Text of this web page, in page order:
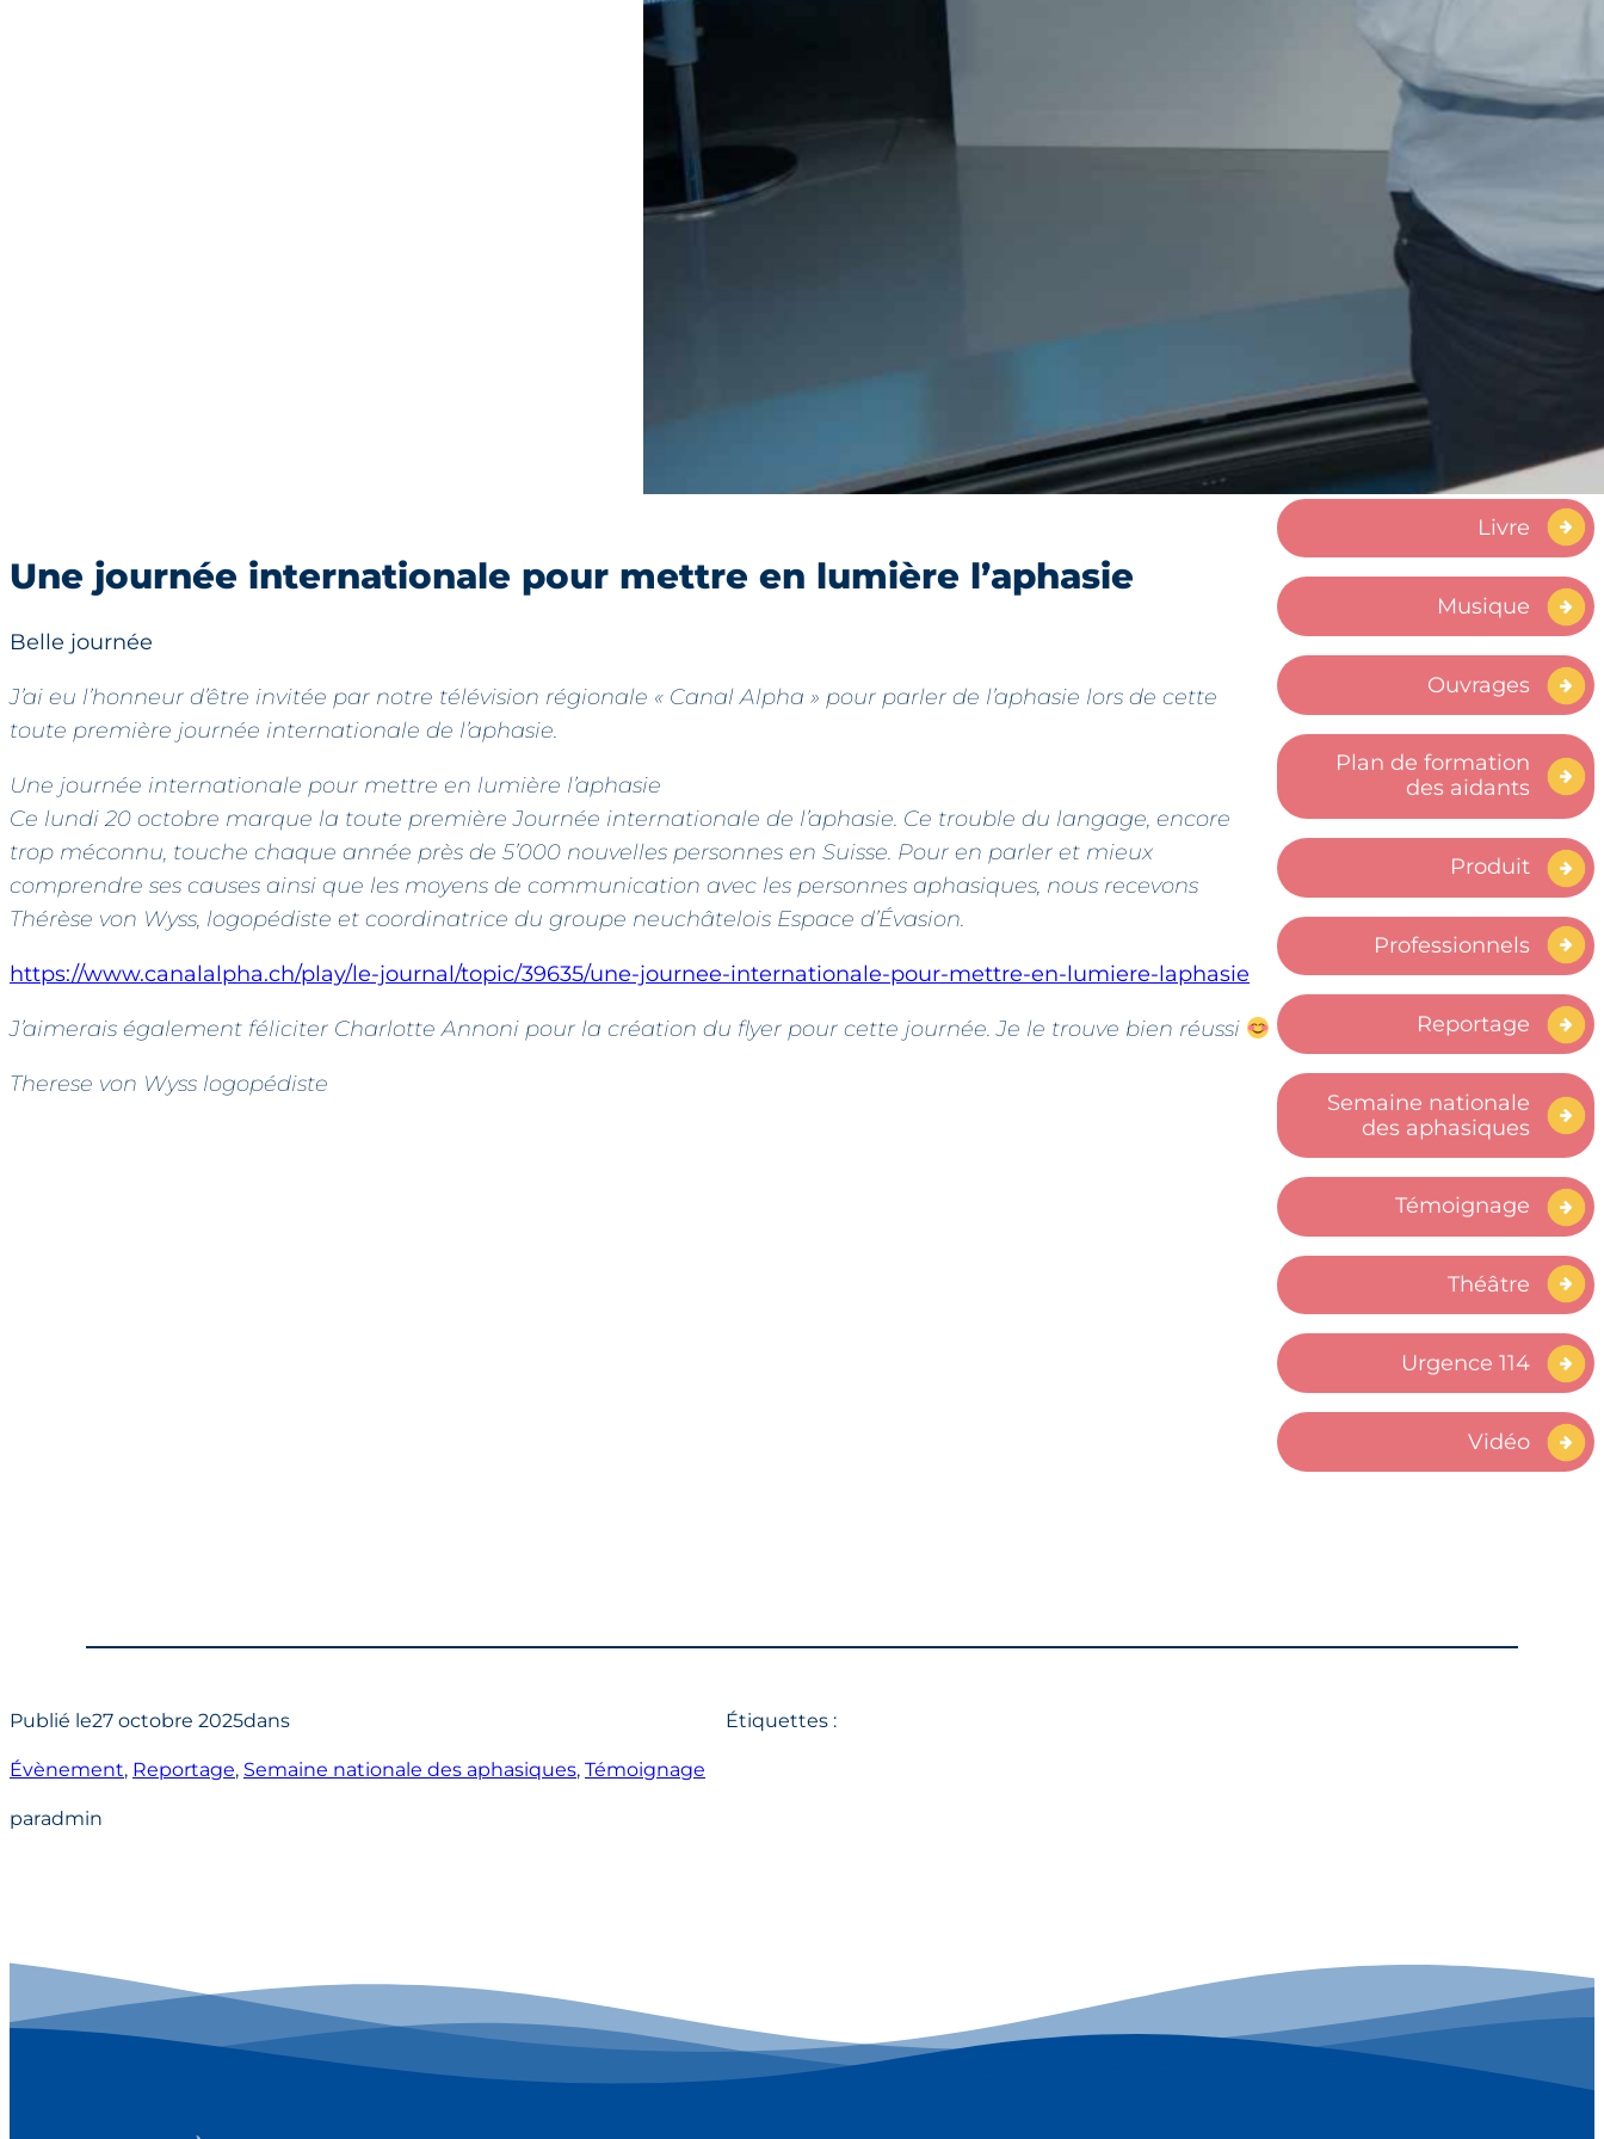
Une journée internationale pour mettre en lumière l’aphasie
Belle journée
J’ai eu l’honneur d’être invitée par notre télévision régionale « Canal Alpha » pour parler de l’aphasie lors de cette
toute première journée internationale de l’aphasie.
Une journée internationale pour mettre en lumière l’aphasie
Ce lundi 20 octobre marque la toute première Journée internationale de l’aphasie. Ce trouble du langage, encore
trop méconnu, touche chaque année près de 5’000 nouvelles personnes en Suisse. Pour en parler et mieux
comprendre ses causes ainsi que les moyens de communication avec les personnes aphasiques, nous recevons
Thérèse von Wyss, logopédiste et coordinatrice du groupe neuchâtelois Espace d’Évasion.
https://www.canalalpha.ch/play/le-journal/topic/39635/une-journee-internationale-pour-mettre-en-lumiere-laphasie
J’aimerais également féliciter Charlotte Annoni pour la création du flyer pour cette journée. Je le trouve bien réussi
Therese von Wyss logopédiste
Dirigeants_Asso
Enquête
Évènement
Livre
Musique
Ouvrages
Plan de formation
des aidants
Produit
Professionnels
Reportage
Semaine nationale
des aphasiques
Témoignage
Théâtre
Urgence 114
Vidéo
Publié le27 octobre 2025dans
Évènement, Reportage, Semaine nationale des aphasiques, Témoignage
paradmin
Étiquettes :